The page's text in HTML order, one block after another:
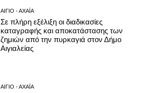
ΑΊΓΙΟ - ΑΧΑΪ́Α
Σε πλήρη εξέλιξη οι διαδικασίες
καταγραφής και αποκατάστασης των
ζημιών από την πυρκαγιά στον Δήμο
Αιγιαλείας
ΑΊΓΙΟ - ΑΧΑΪ́Α